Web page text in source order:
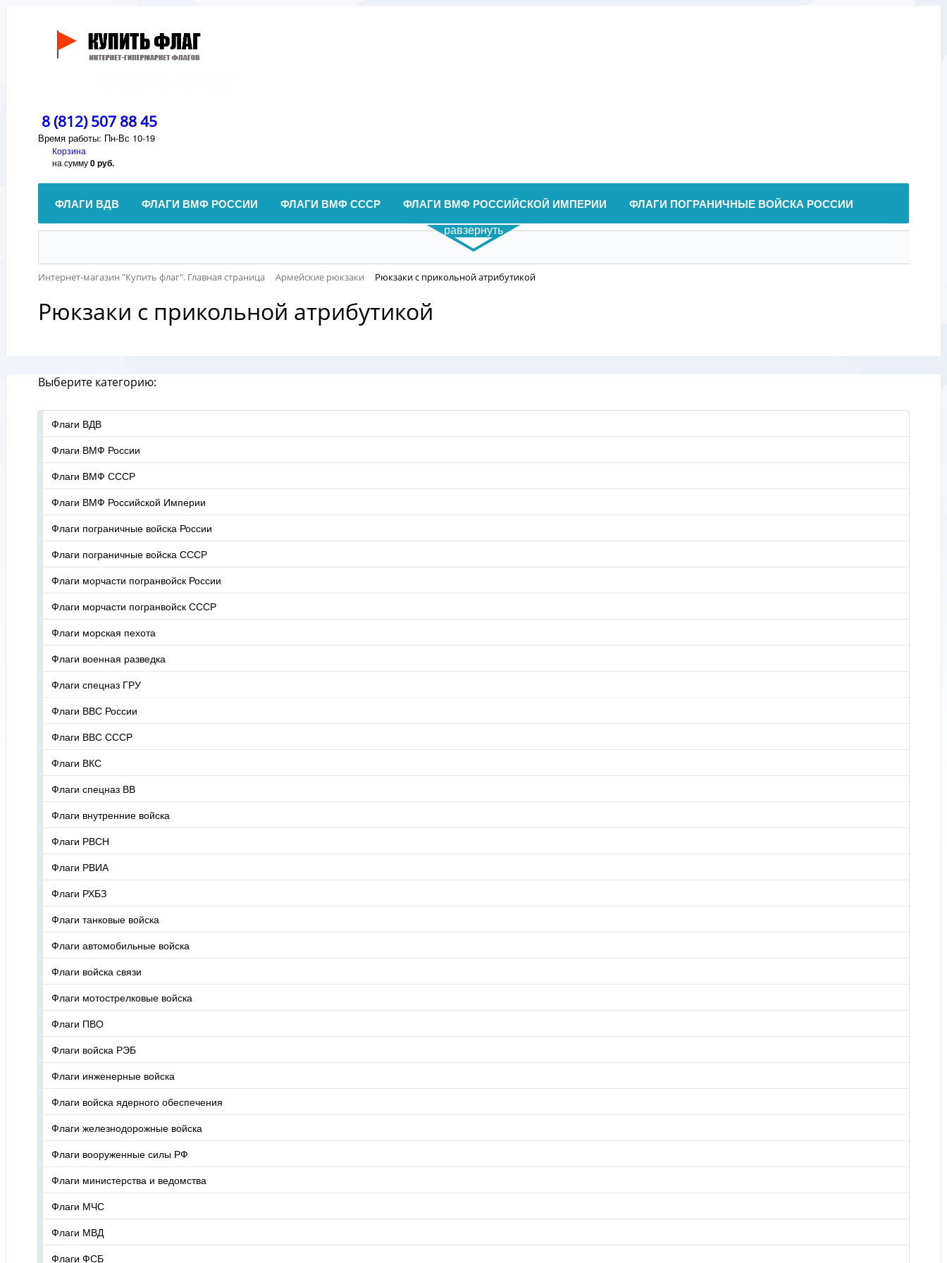
8 (812) 507 88 45
Время работы: Пн-Вс 10-19
Корзина
на сумму0 руб.
ФЛАГИ ВДВ ФЛАГИ ВМФ РОССИИ ФЛАГИ ВМФ СССР ФЛАГИ ВМФ РОССИЙСКОЙ ИМПЕРИИ ФЛАГИ ПОГРАНИЧНЫЕ ВОЙСКА РОССИИ
равзернуть
Интернет-магазин "Купить флаг". Главная страница Армейские рюкзаки Рюкзаки с прикольной атрибутикой
Рюкзаки с прикольной атрибутикой
Выберите категорию:
Флаги ВДВ
Флаги ВМФ России
Флаги ВМФ СССР
Флаги ВМФ Российской Империи
Флаги пограничные войска России
Флаги пограничные войска СССР
Флаги морчасти погранвойск России
Флаги морчасти погранвойск СССР
Флаги морская пехота
Флаги военная разведка
Флаги спецназ ГРУ
Флаги ВВС России
Флаги ВВС СССР
Флаги ВКС
Флаги спецназ ВВ
Флаги внутренние войска
Флаги РВСН
Флаги РВИА
Флаги РХБЗ
Флаги танковые войска
Флаги автомобильные войска
Флаги войска связи
Флаги мотострелковые войска
Флаги ПВО
Флаги войска РЭБ
Флаги инженерные войска
Флаги войска ядерного обеспечения
Флаги железнодорожные войска
Флаги вооруженные силы РФ
Флаги министерства и ведомства
Флаги МЧС
Флаги МВД
Флаги ФСБ